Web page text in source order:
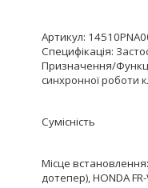
Артикул:
Специфікація:
Призначення/
синхронної роботи
Сумісність
Місце встановлення:
дотепер),HONDA